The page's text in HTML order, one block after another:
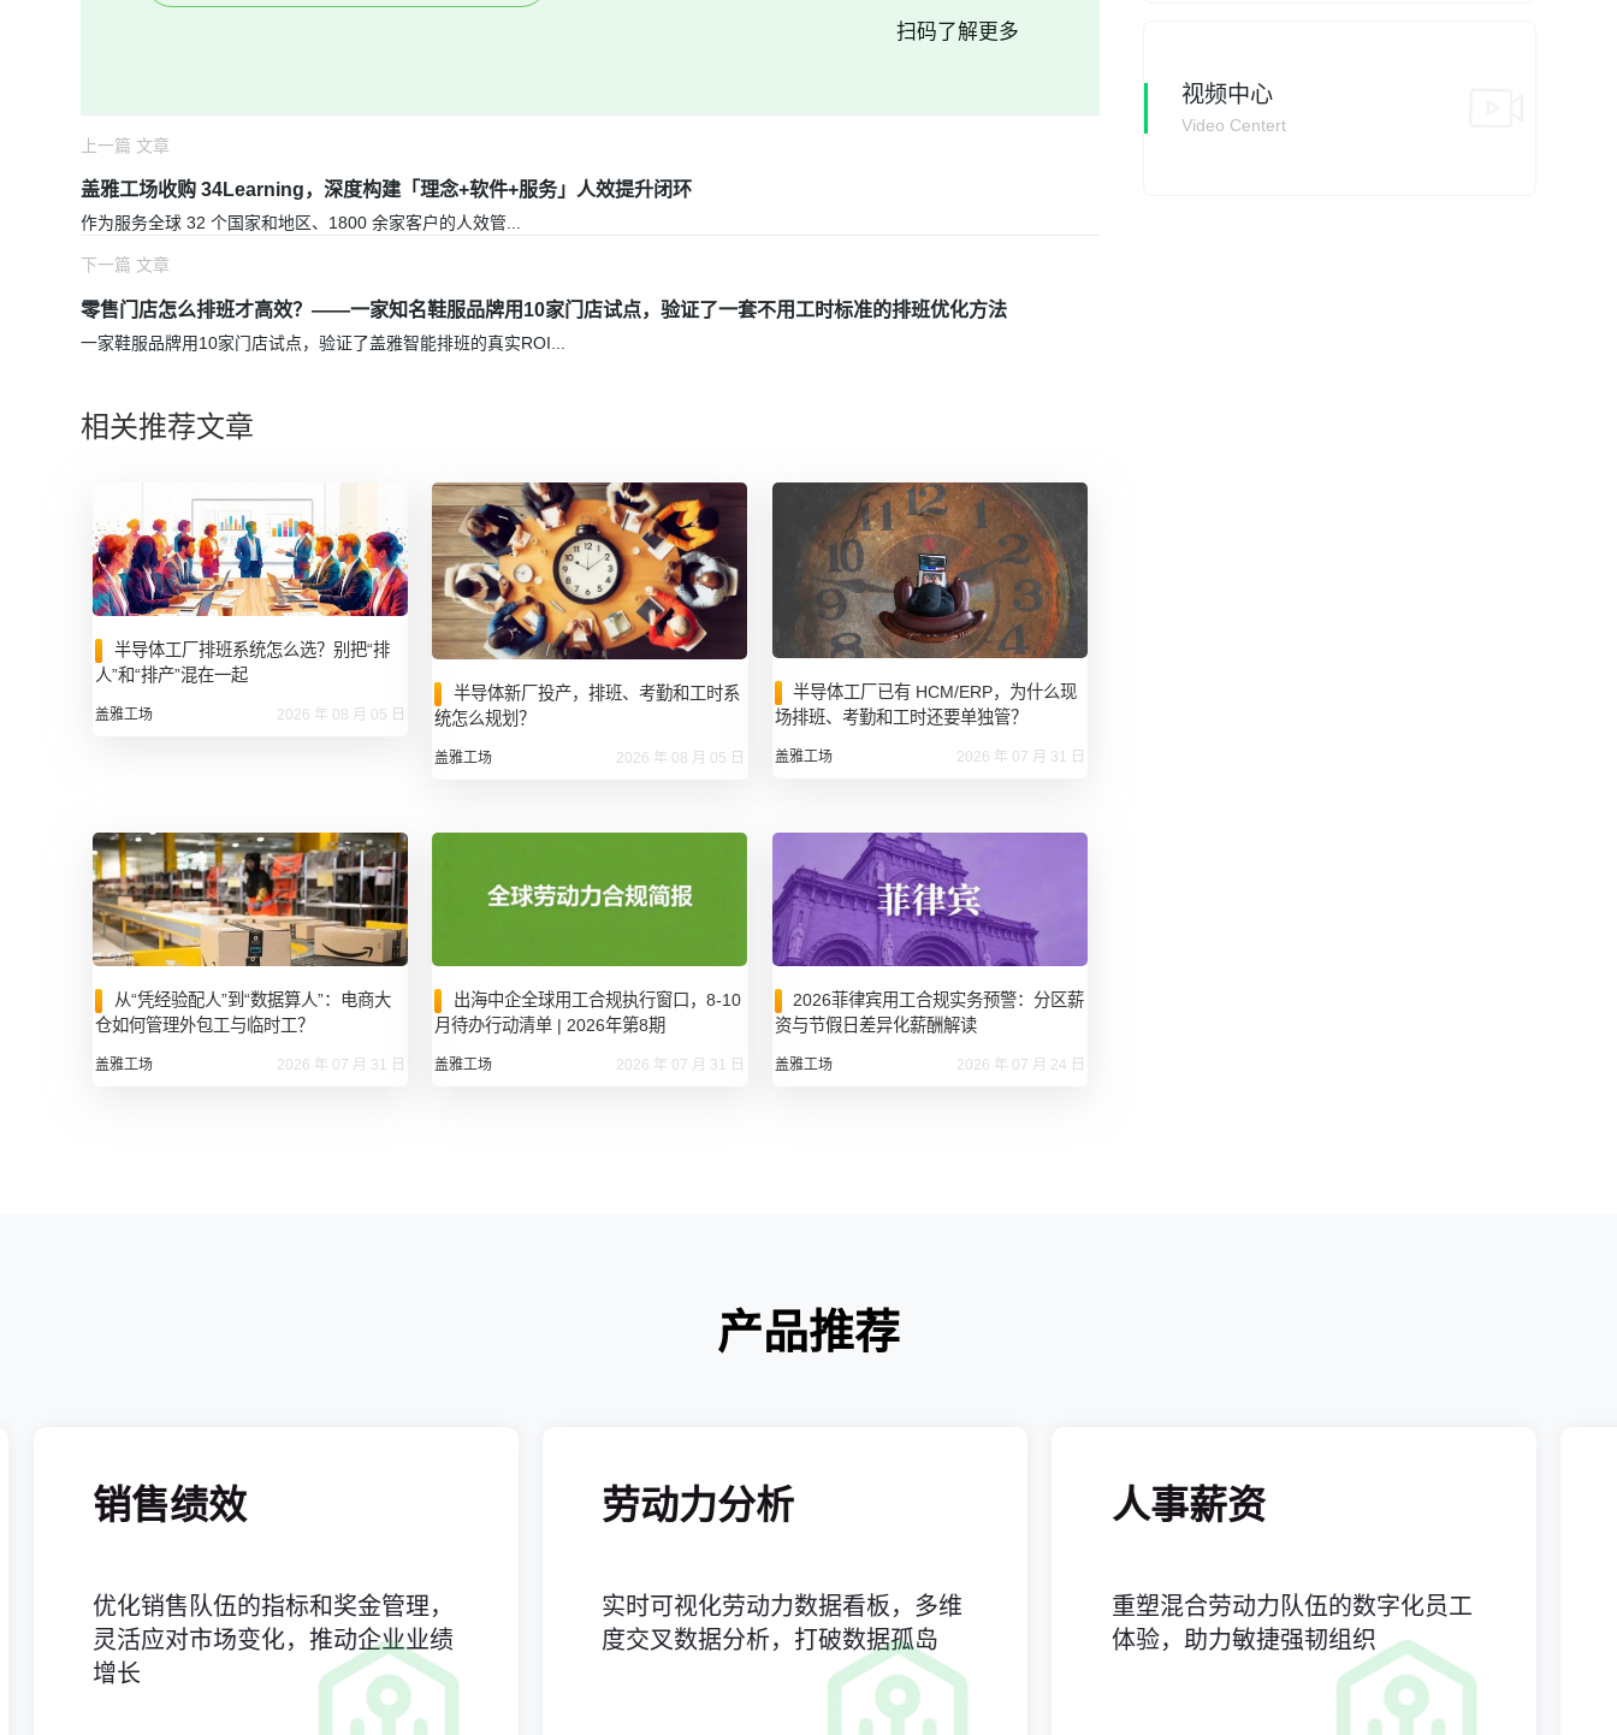
扫码了解更多
上一篇 文章
盖雅工场收购 34Learning，深度构建「理念+软件+服务」人效提升闭环
作为服务全球 32 个国家和地区、1800 余家客户的人效管
下一篇 文章
零售门店怎么排班才高效？——一家知名鞋服品牌用10家门店试点，验证了一套不用工时标准的排班优化方法
一家鞋服品牌用10家门店试点，验证了盖雅智能排班的真实ROI
相关推荐文章
半导体工厂排班系统怎么选？别把“排
人”和“排产”混在一起
盖雅工场 2026 年 08 月 05 日
半导体新厂投产，排班、考勤和工时系
统怎么规划？
盖雅工场 2026 年 08 月 05 日
半导体工厂已有 HCM/ERP，为什么现
场排班、考勤和工时还要单独管？
盖雅工场 2026 年 07 月 31 日
从“凭经验配人”到“数据算人”：电商大
仓如何管理外包工与临时工？
盖雅工场 2026 年 07 月 31 日
出海中企全球用工合规执行窗口，8-10
月待办行动清单 | 2026年第8期
盖雅工场 2026 年 07 月 31 日
2026菲律宾用工合规实务预警：分区薪
资与节假日差异化薪酬解读
盖雅工场 2026 年 07 月 24 日
视频中心
Video Centert
产品推荐
售绩效
化销售队伍的指标和奖金管理，
活应对市场变化，推动企业业绩
劳动力分析
实时可视化劳动力数据看板，多维
度交叉数据分析，打破数据孤岛
人事薪资
重塑混合劳动力队伍的数字化员工
体验，助力敏捷强韧组织
半导体新厂投产，排班、考勤和工时
系统怎么规划？
现场排班、考勤和工时还要单独管？
发布时间：2026-07-31
从“凭经验配人”到“数据算人”：电商
大仓如何管理外包工与临时工？